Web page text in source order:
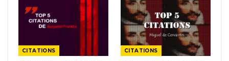
CITATIONS CITATIONS